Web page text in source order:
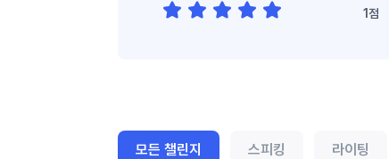
1점
모든 챌린지 스피킹 라이팅